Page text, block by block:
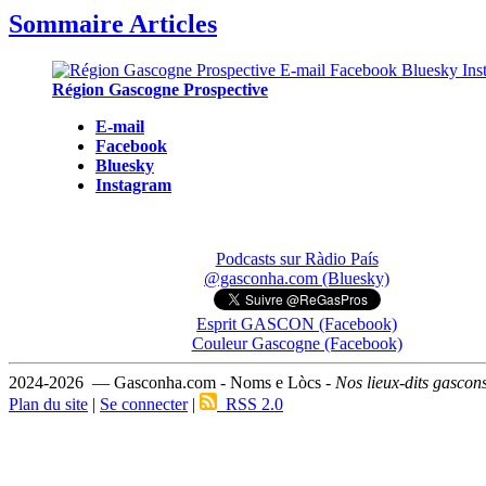
Sommaire Articles
Région Gascogne Prospective
E-mail
Facebook
Bluesky
Instagram
Podcasts sur Ràdio País
@gasconha.com (Bluesky)
Esprit GASCON (Facebook)
Couleur Gascogne (Facebook)
2024-2026 — Gasconha.com - Noms e Lòcs - Nos lieux-dits
Plan du site | Se connecter| RSS 2.0